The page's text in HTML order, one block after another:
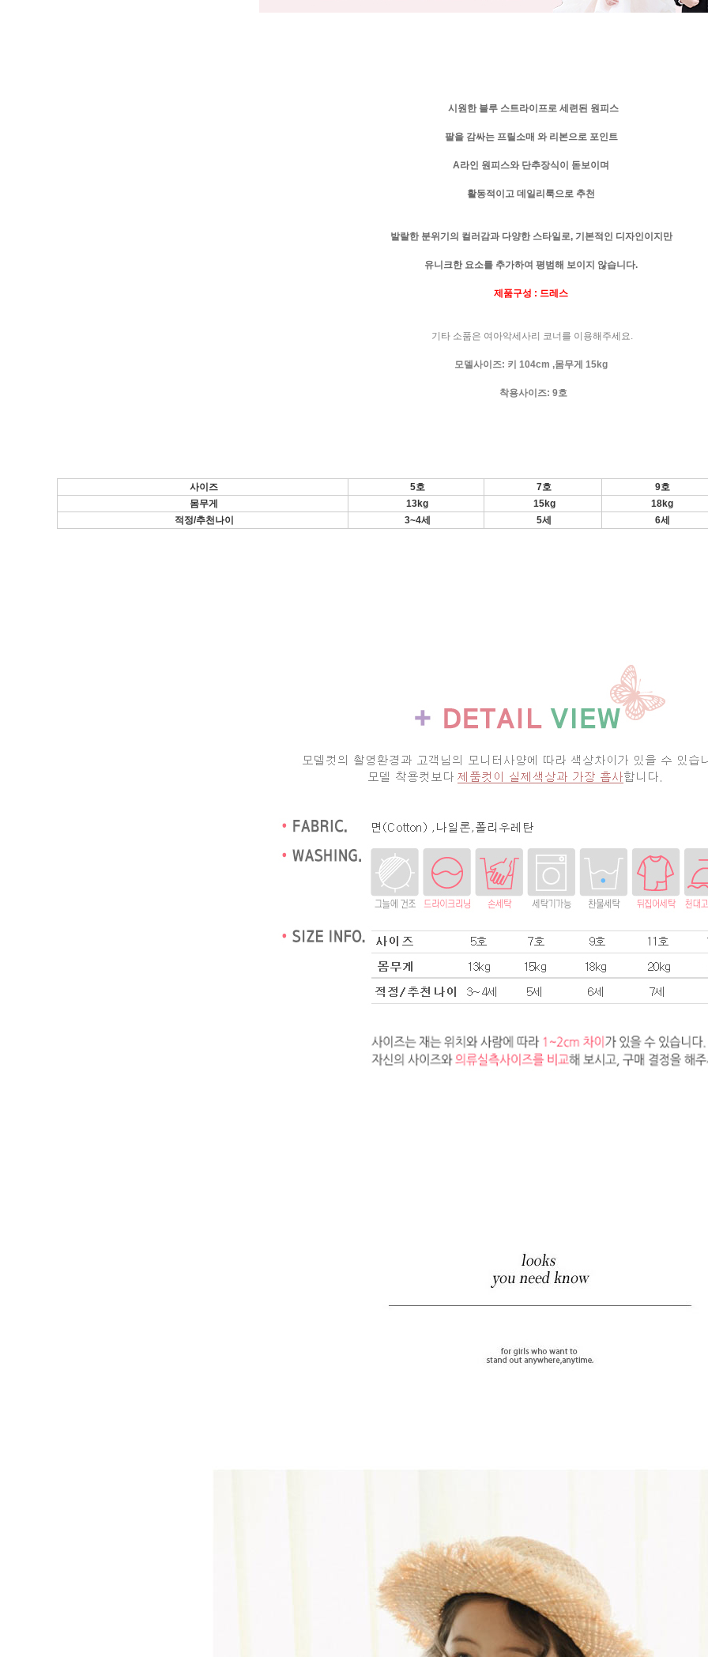
시원한 블루 스트라이프로 세련된 원피스
팔을 감싸는 프릴소매 와 리본으로 포인트
A라인 원피스와 단추장식이 돋보이며
활동적이고 데일리룩으로 추천
발랄한 분위기의 컬러감과 다양한 스타일로, 기본적인 디자인이지만
유니크한 요소를 추가하여 평범해 보이지 않습니다.
제품구성 : 드레스
기타 소품은 여아악세사리 코너를 이용해주세요.
모델사이즈: 키 104cm ,몸무게 15kg
착용사이즈: 9호
사이즈 5호 7호
9호
몸무게
13kg 15kg
18kg
적정/추천나이
3~4세 5세 6세